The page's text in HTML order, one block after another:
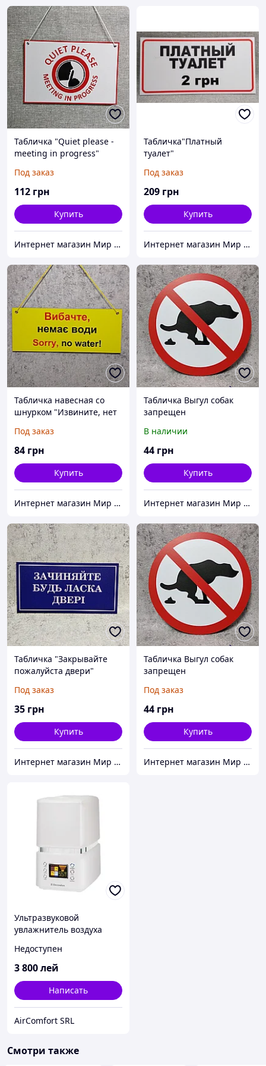
Табличка "Quiet please -
meeting in progress"
Под заказ
112 грн
Купить
Интернет магазин Мир стендов. Товары из Украины
Табличка"Платный
туалет"
Под заказ
209 грн
Купить
Интернет магазин Мир стендов. Товары из Украины
Табличка навесная со
шнурком "Извините, нет
Под заказ
84 грн
Купить
Интернет магазин Мир стендов. Товары из Украины
Табличка Выгул собак
запрещен
В наличии
44 грн
Купить
Интернет магазин Мир стендов. Товары из Украины
Табличка "Закрывайте
пожалуйста двери"
Под заказ
35 грн
Купить
Интернет магазин Мир стендов. Товары из Украины
Табличка Выгул собак
запрещен
Под заказ
44 грн
Купить
Интернет магазин Мир стендов. Товары из Украины
Ультразвуковой
увлажнитель воздуха
Недоступен
3 800лей
Написать
AirComfort SRL
Смотри также